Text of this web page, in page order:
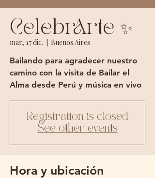
CelebrArte ✨
mar, 17 dic. Buenos Aires
Bailando para agradecer nuestro
camino con la visita de Bailar el
Alma desde Perú y música en vivo
Registration is closed
See other events
Hora y ubicación